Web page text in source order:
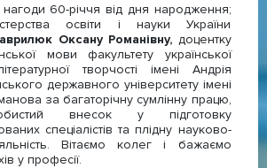
нагоди 60-річчя від дня народження;
освіти і науки України
Оксану Романівну, доцентку
мови факультету української
творчості імені Андрія
державного університету імені
за багаторічну сумлінну працю,
внесок у підготовку
спеціалістів та плідну науково-
Вітаємо колег і бажаємо
у професії.